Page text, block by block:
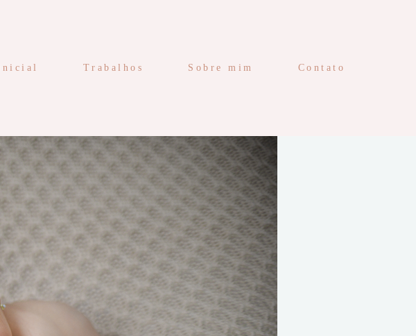
Trabalhos Sobre mim Contato